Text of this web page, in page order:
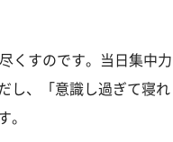
くすのです。当日集中力
し、「意識し過ぎて寝れ
。